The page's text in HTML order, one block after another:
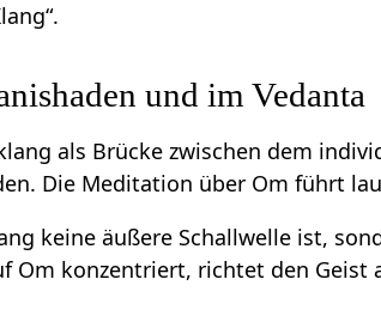
und im Vedanta
als Brücke zwischen dem
Die Meditation über Om führt
keine äußere Schallwelle ist,
Om konzentriert, richtet den Geist